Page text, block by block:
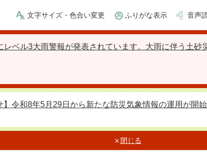
文字サイズ・色合い変更 ふりがな表示 音声
レベル3大雨警報が発表されています。大雨に伴う土
】令和8年5月29日から新たな防災気象情報の運用が開
閉じる